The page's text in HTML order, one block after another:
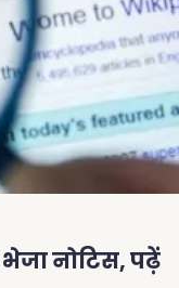
नोटिस, पढ़ें